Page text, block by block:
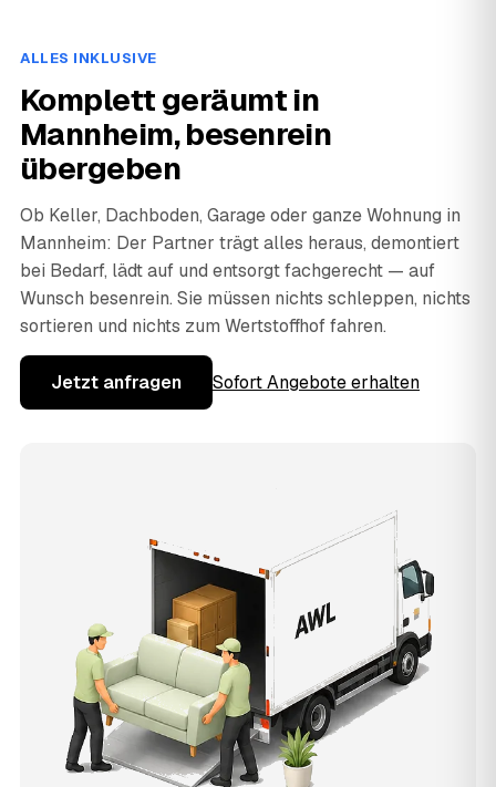
ALLES INKLUSIVE
Komplett geräumt in
Mannheim, besenrein
übergeben
Ob Keller, Dachboden, Garage oder ganze Wohnung in
Mannheim: Der Partner trägt alles heraus, demontiert
bei Bedarf, lädt auf und entsorgt fachgerecht — auf
Wunsch besenrein. Sie müssen nichts schleppen, nichts
sortieren und nichts zum Wertstoffhof fahren.
Jetzt anfragen Sofort Angebote erhalten